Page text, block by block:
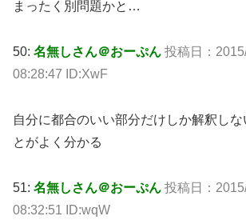
まったく別問題かと…
50: 名無しさん＠おーぷん 投稿日：
08:28:47 ID:XwF
自分に都合のいい部分だけしか解釈しな
とがよく分かる
51: 名無しさん＠おーぷん 投稿日：
08:32:51 ID:wqW